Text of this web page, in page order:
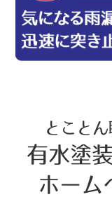
とこと
有水塗
ホーム